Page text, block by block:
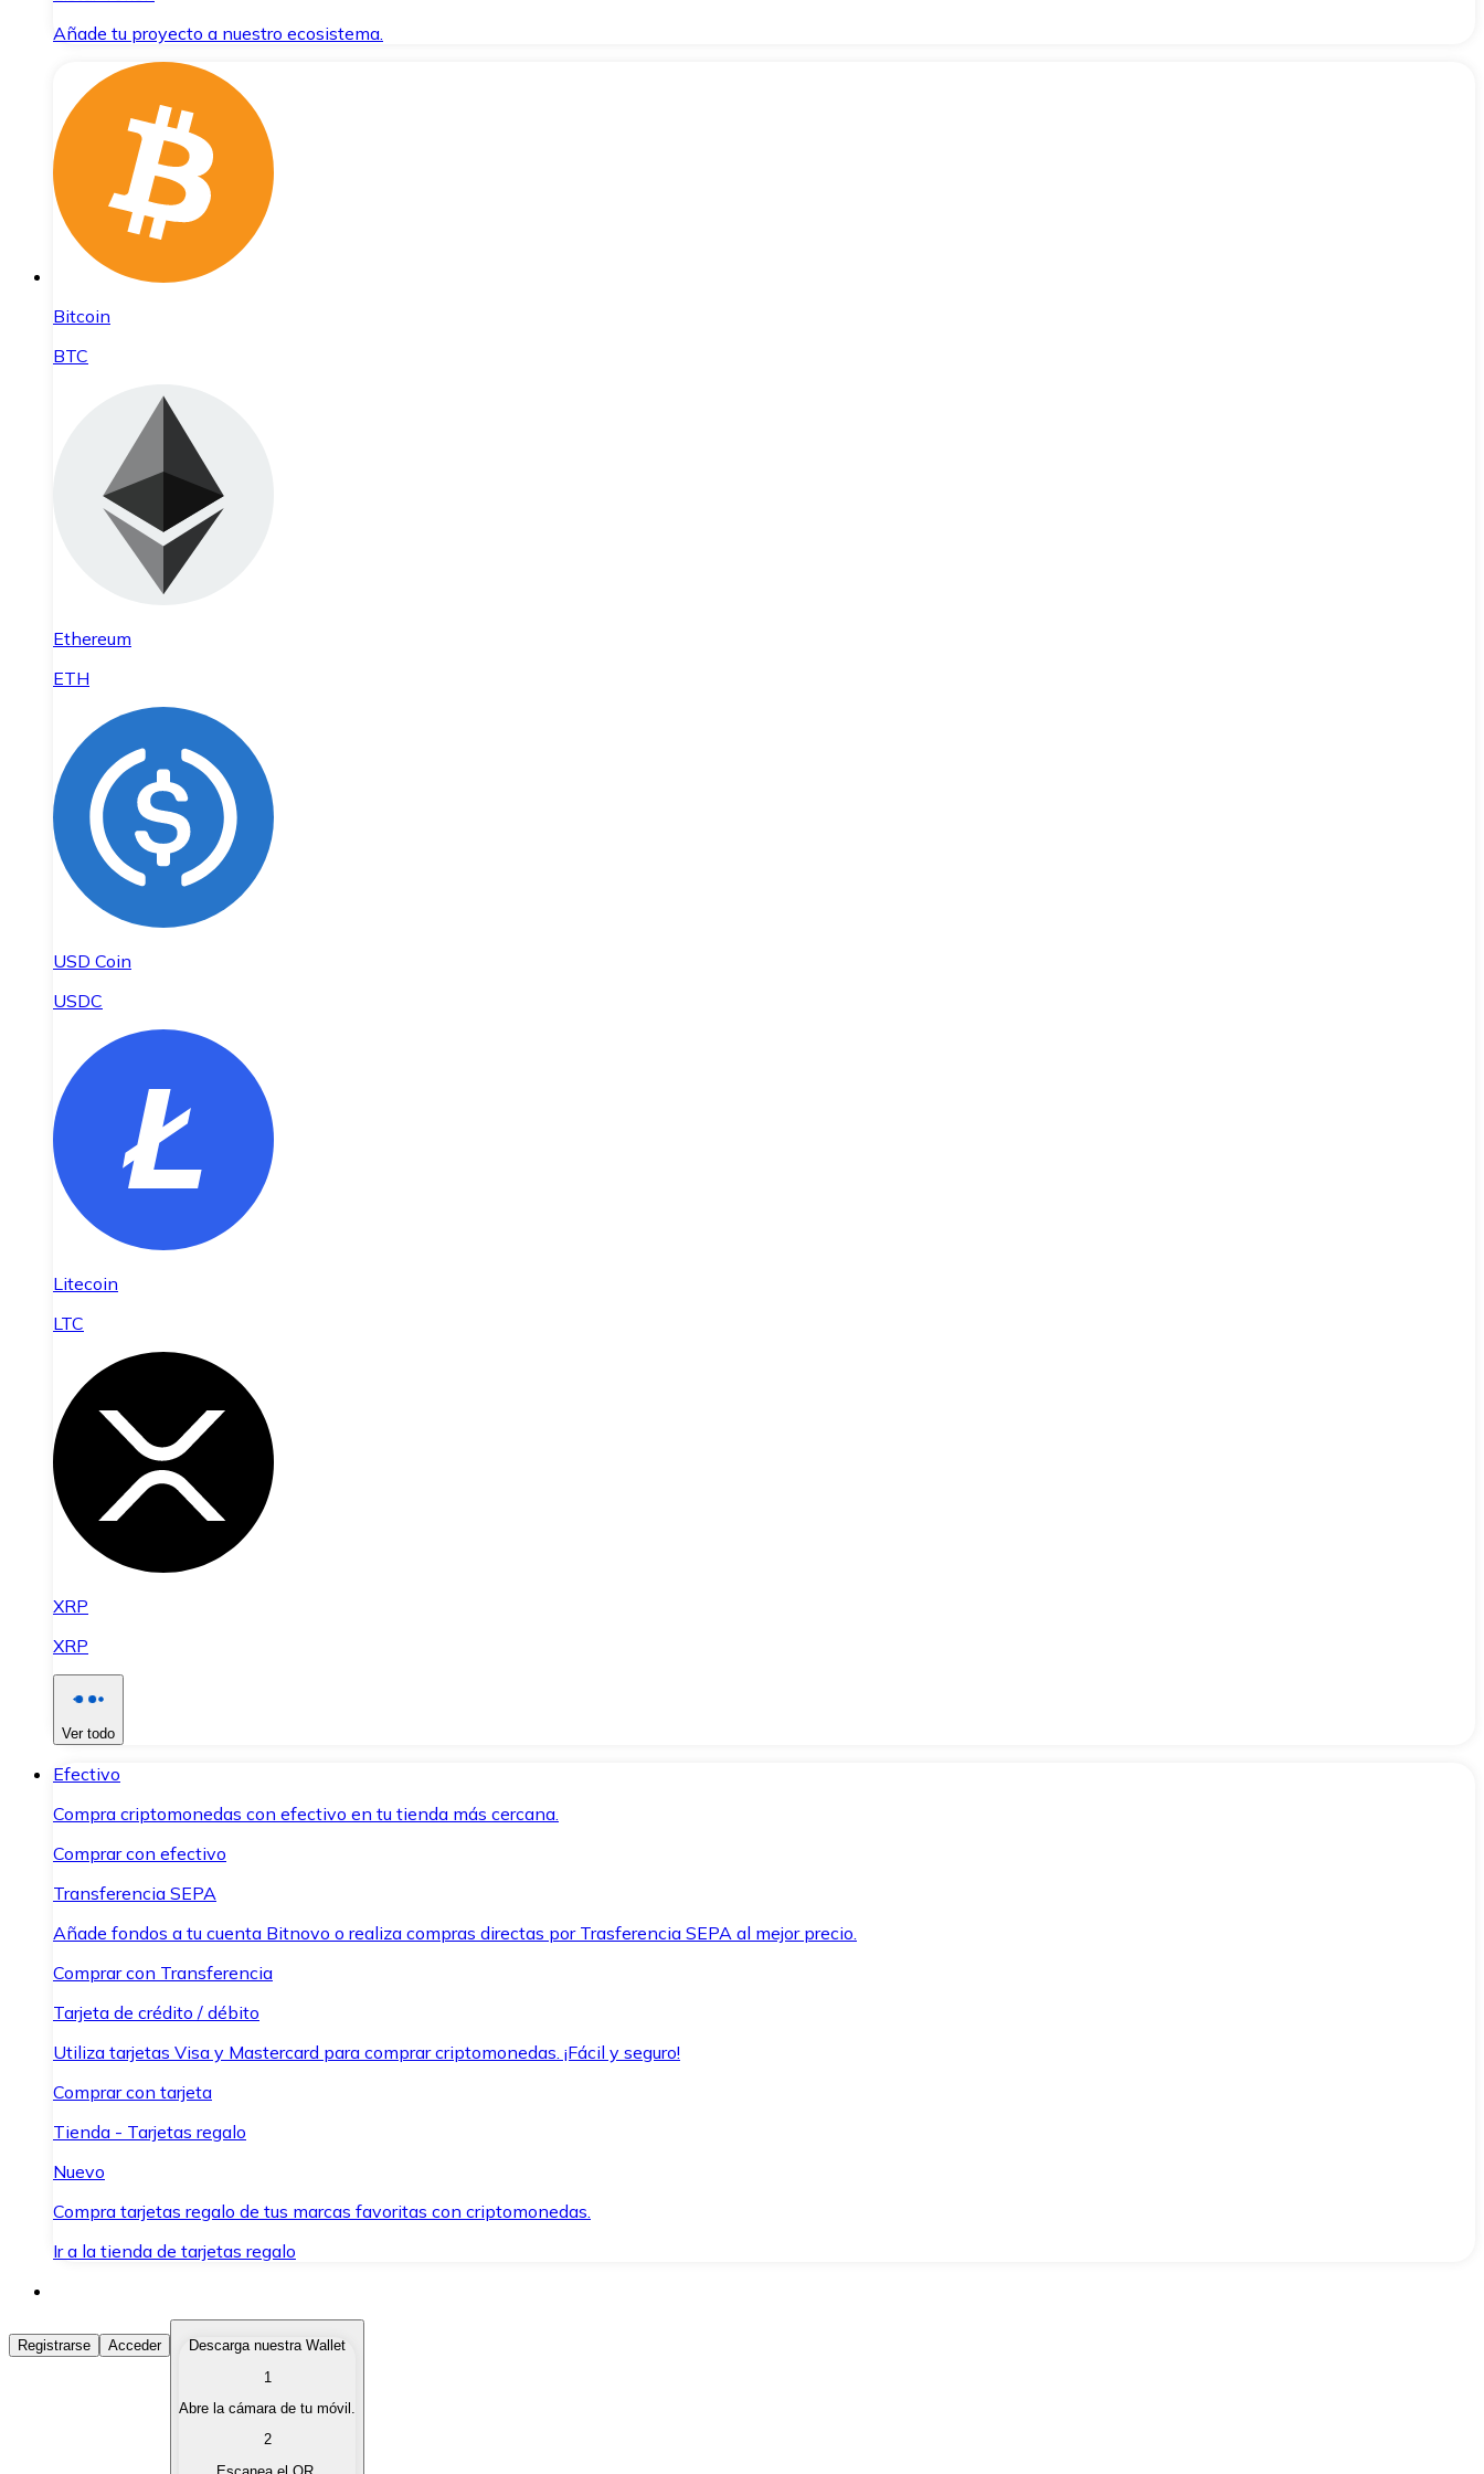
Añade tu proyecto a nuestro ecosistema.
Bitcoin
BTC
Ethereum
ETH
USD Coin
USDC
Litecoin
LTC
XRP
XRP
Ver todo
Efectivo
Compra criptomonedas con efectivo en tu tienda más cercana.
Comprar con efectivo
Transferencia SEPA
Añade fondos a tu cuenta Bitnovo o realiza compras directas por Trasferencia SEPA al mejor precio.
Comprar con Transferencia
Tarjeta de crédito / débito
Utiliza tarjetas Visa y Mastercard para comprar criptomonedas. ¡Fácil y seguro!
Comprar con tarjeta
Tienda - Tarjetas regalo
Nuevo
Compra tarjetas regalo de tus marcas favoritas con criptomonedas.
Ir a la tienda de tarjetas regalo
Comprar Criptomonedas
Compra criptomonedas con diferentes métodos de pago.
Vende tus criptomonedas de forma rápida y segura.
Registrarse Acceder
Descarga nuestra Wallet
1
Abre la cámara de tu móvil.
2